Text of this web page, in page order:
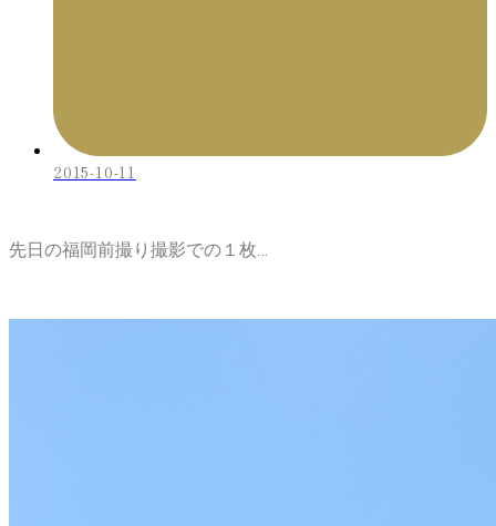
2015-10-11
先日の福岡前撮り撮影での１枚…